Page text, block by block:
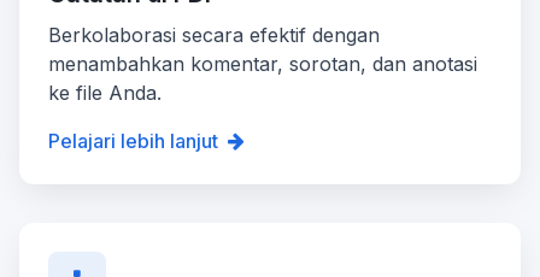
Berkolaborasi secara efektif dengan
menambahkan komentar, sorotan, dan anotasi
ke file Anda.
Pelajari lebih lanjut